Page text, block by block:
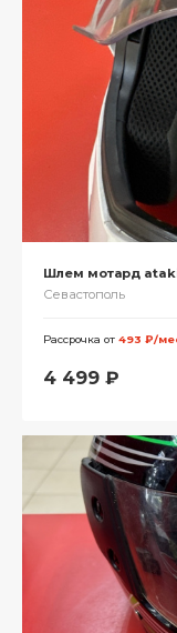
Шлем мотард
Севастополь
Рассрочка от 493 ₽/
4 499 ₽